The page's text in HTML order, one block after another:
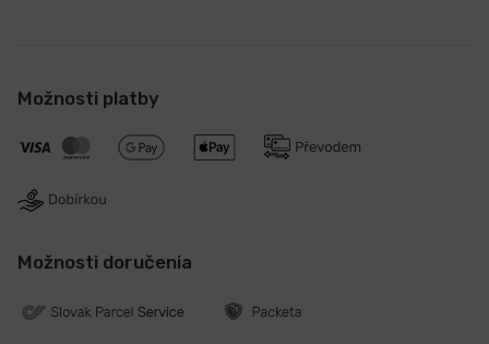
Možnosti platby
Možnosti doručenia